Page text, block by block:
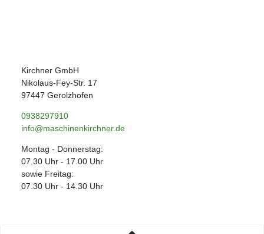
Kirchner GmbH
Nikolaus-Fey-Str. 17
97447 Gerolzhofen
0938297910
info@maschinenkirchner.de
Montag - Donnerstag:
07.30 Uhr - 17.00 Uhr
sowie Freitag:
07.30 Uhr - 14.30 Uhr